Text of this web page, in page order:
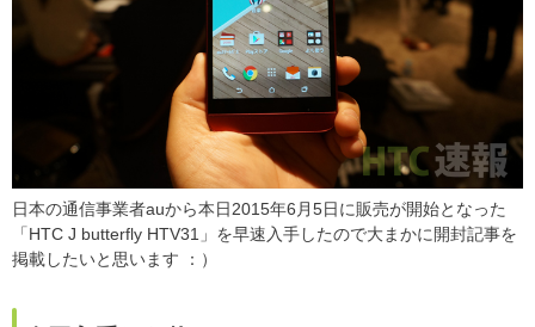
日本の通信事業者auから本日2015年6月5日に販売が開始となった
「HTC J butterfly HTV31」を早速入手したので大まかに開封記事を
掲載したいと思います ：）